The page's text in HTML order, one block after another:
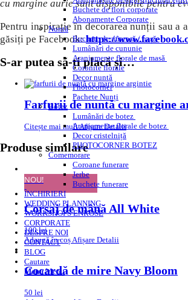
Buchete de flori corporate
Abonamente Corporate
Nuntă
Buchete de mireasă / nașă
Lumânări de cununie
Aranjamente florale de masă
Coronite florale
Decor nuntă
Photocorner
Pachete Nunți
Botez
Lumânări de botez
Aranjamente florale de botez
Decor cristelniță
PHOTOCORNER BOTEZ
Comemorare
Coroane funerare
Jerbe
Buchete funerare
ÎNCHIRIERI
WEDDING PLANNING
WORKSHOPS ENROSE
CORPORATE
DESPRE NOI
CONTACT
BLOG
Cautare
Menu Menu
cu margine aurie sunt disponibile pentru
Pentru inspirație în decorarea nunții sau a
găsiți pe Facebook:https://
S-ar putea să-ți placă și…
Farfurii de nuntă cu margine
Citește mai multAfișare Detalii
Produse similare
NOU!
Corsaj de mână All White
100lei
Adaugă în coșAfișare Detalii
Cocardă de mire Navy Bloom
50 lei